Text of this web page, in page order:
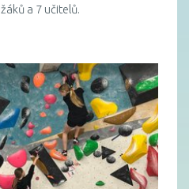
a 7 učitelů.